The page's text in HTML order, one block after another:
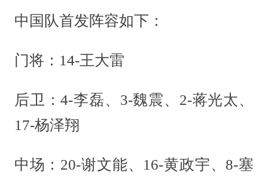
中国队首发阵容如下：
门将：14-王大雷
后卫：4-李磊、3-魏震、2-蒋光太、
17-杨泽翔
中场：20-谢文能、16-黄政宇、8-塞